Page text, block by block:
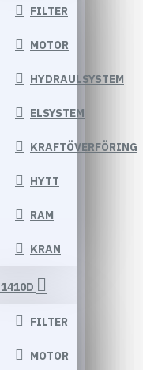
FILTER
MOTOR
HYDRAULSYSTEM
ELSYSTEM
KRAFTÖVERFÖRING
HYTT
RAM
KRAN
1410D
FILTER
MOTOR